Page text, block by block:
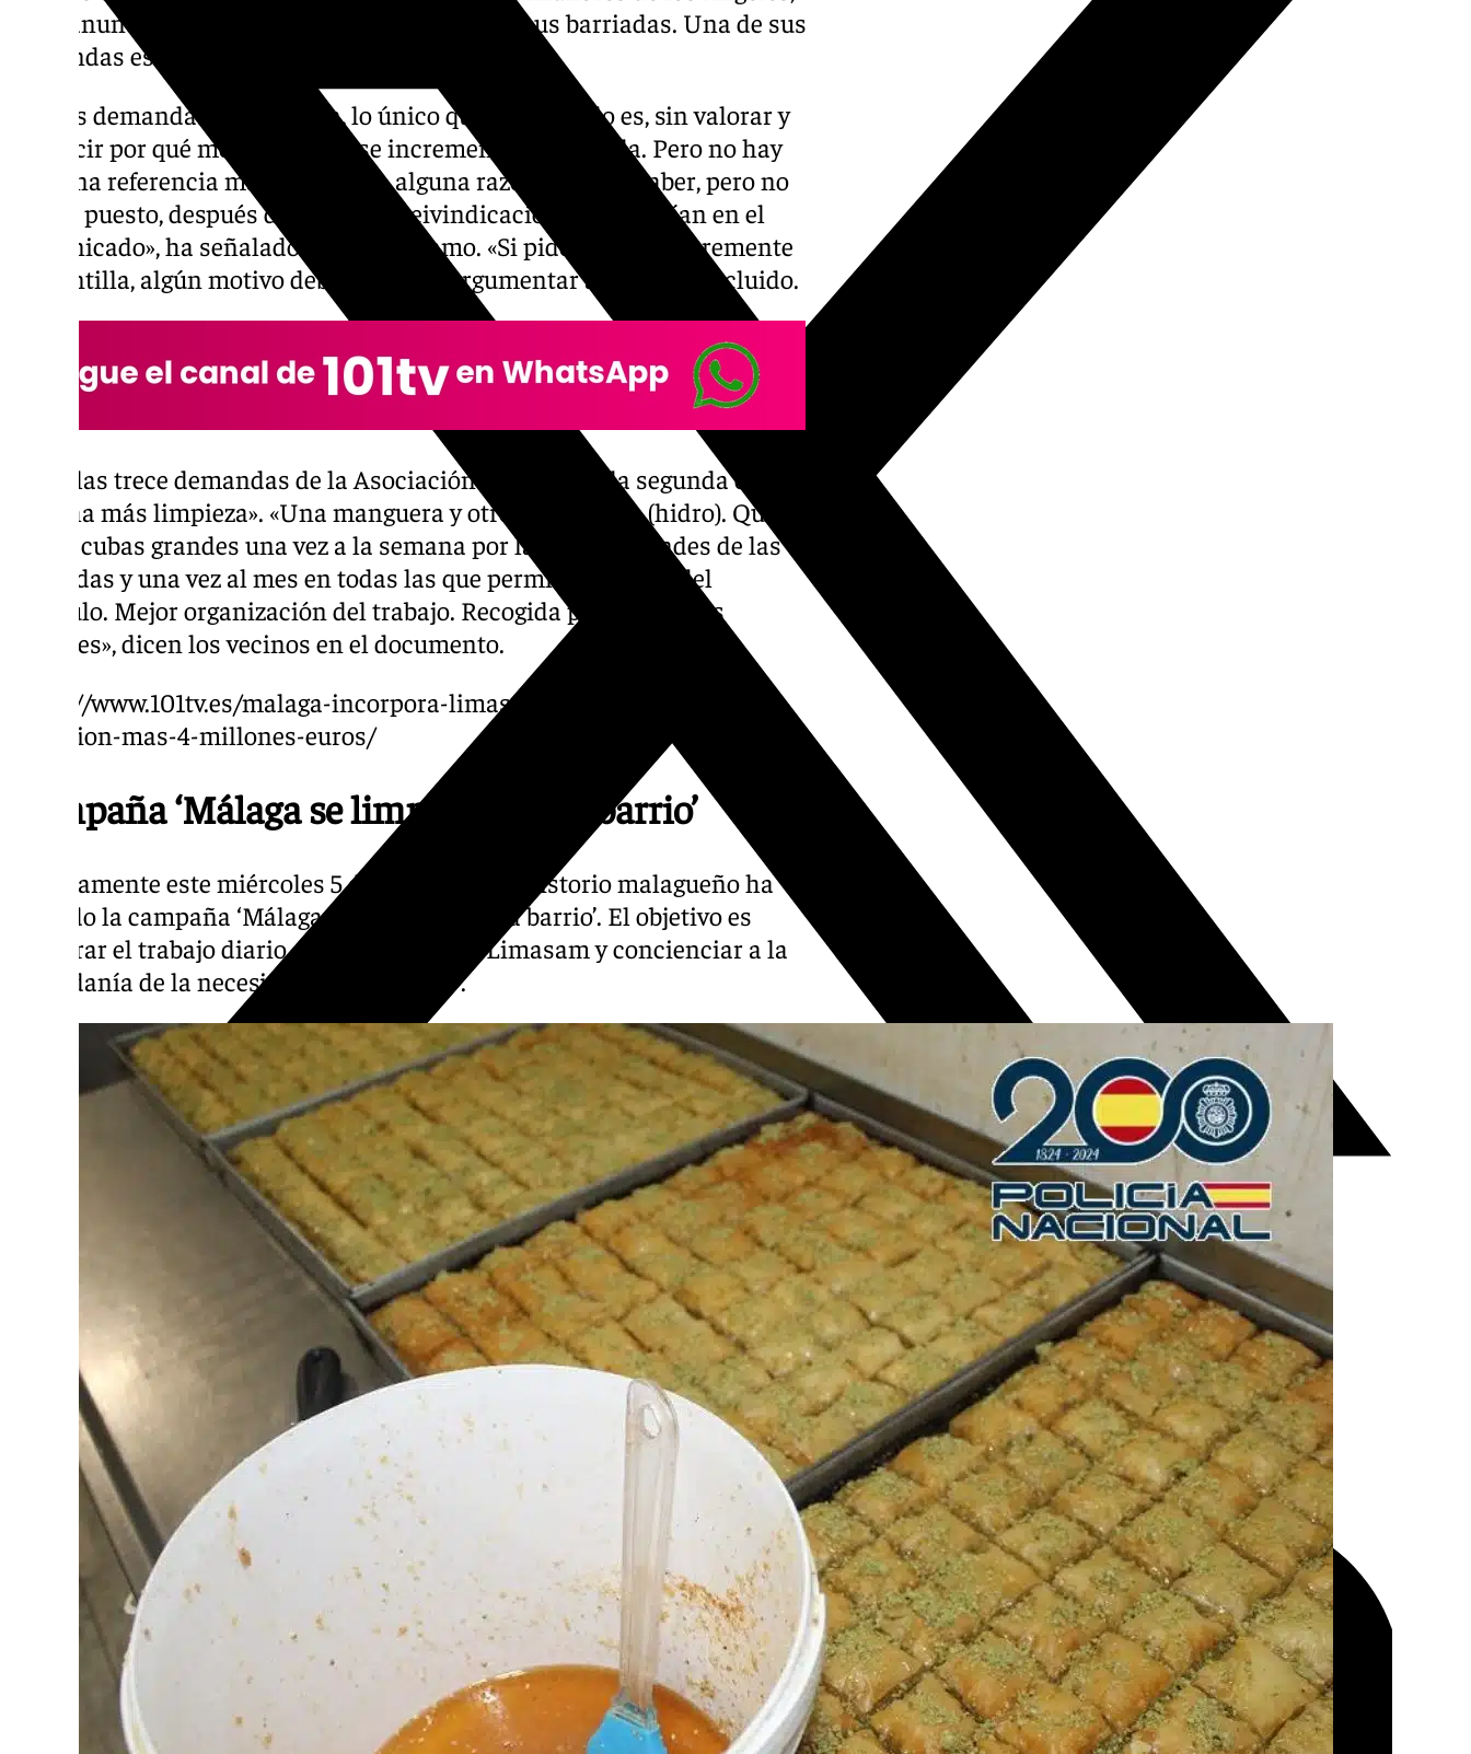
Youtube
haya anunciado el inicio de movilizaciones en sus barriadas. Una de sus
demandas es «mucha más limpieza».
«De las demandas de limpieza, lo único que han pedido es, sin valorar y
sin decir por qué motivo, es que se incremente la plantilla. Pero no hay
ninguna referencia más al por qué, alguna razón debe de haber, pero no
la han puesto, después de todas las reivindicaciones que tenían en el
comunicado», ha señalado la edil del ramo. «Si piden que se incremente
la plantilla, algún motivo deben tener, o argumentar algo», ha concluido.
Entre las trece demandas de la Asociación de Vecinas, la segunda es
«mucha más limpieza». «Una manguera y otro camioncito (hidro). Que
pasen cubas grandes una vez a la semana por las calles grandes de las
barriadas y una vez al mes en todas las que permitan el paso del
vehículo. Mejor organización del trabajo. Recogida puntual de los
muebles», dicen los vecinos en el documento.
https://www.101tv.es/malaga-incorpora-limasam-43-nuevos-vehiculos-
inversion-mas-4-millones-euros/
Campaña ‘Málaga se limpia barrio a barrio’
Precisamente este miércoles 5 de marzo, el Consistorio malagueño ha
lanzado la campaña ‘Málaga se limpia barrio a barrio’. El objetivo es
«mostrar el trabajo diario de los equipos de Limasam y concienciar a la
ciudadanía de la necesidad de colaborar».